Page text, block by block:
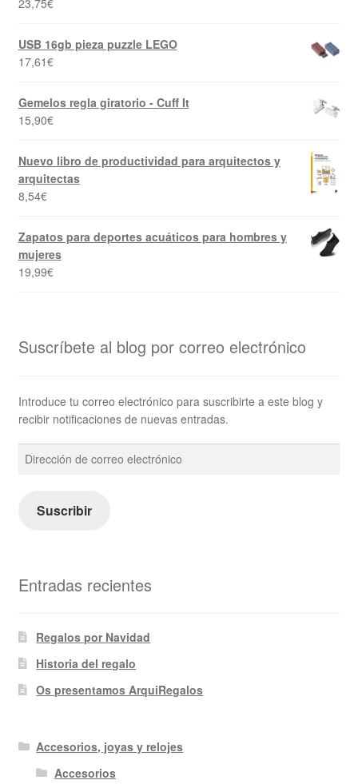
23,75€
USB 16gb pieza puzzle LEGO
17,61€
Gemelos regla giratorio - Cuff It
15,90€
Nuevo libro de productividad para arquitectos y
arquitectas
8,54€
Zapatos para deportes acuáticos para hombres y
mujeres
19,99€
Suscríbete al blog por correo electrónico
Introduce tu correo electrónico para suscribirte a este blog y
recibir notificaciones de nuevas entradas.
Dirección
de
electrónico
Suscribir
Entradas recientes
Regalos por Navidad
Historia del regalo
Os presentamos ArquiRegalos
Accesorios, joyas y relojes
Accesorios